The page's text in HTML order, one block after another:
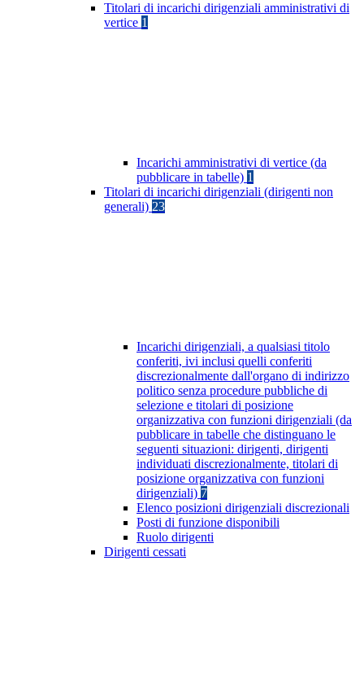
Titolari di incarichi dirigenziali amministrativi di
vertice 1
Incarichi amministrativi di vertice (da
pubblicare in tabelle) 1
Titolari di incarichi dirigenziali (dirigenti non
generali) 23
Incarichi dirigenziali, a qualsiasi titolo
conferiti, ivi inclusi quelli conferiti
discrezionalmente dall'organo di indirizzo
politico senza procedure pubbliche di
selezione e titolari di posizione
organizzativa con funzioni dirigenziali (da
pubblicare in tabelle che distinguano le
seguenti situazioni: dirigenti, dirigenti
individuati discrezionalmente, titolari di
posizione organizzativa con funzioni
dirigenziali) 7
Elenco posizioni dirigenziali discrezionali
Posti di funzione disponibili
Ruolo dirigenti
Dirigenti cessati